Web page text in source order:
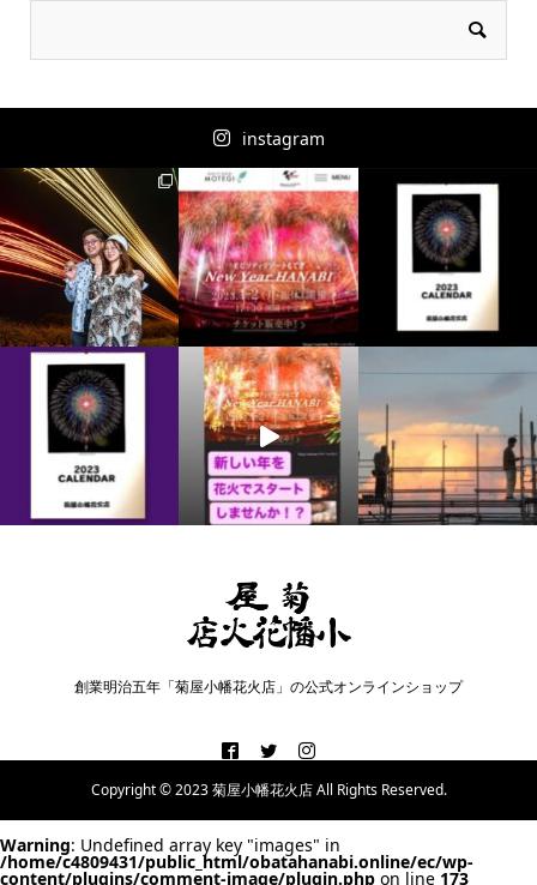
instagram
創業明治五年「菊屋小幡花火店」の公式オンラインショップ
Copyright © 2023 菊屋小幡花火店 All Rights Reserved.
Warning: Undefined array key "images" in
/home/c4809431/public_html/obatahanabi.online/ec/wp-
content/plugins/comment-image/plugin.php on line 173